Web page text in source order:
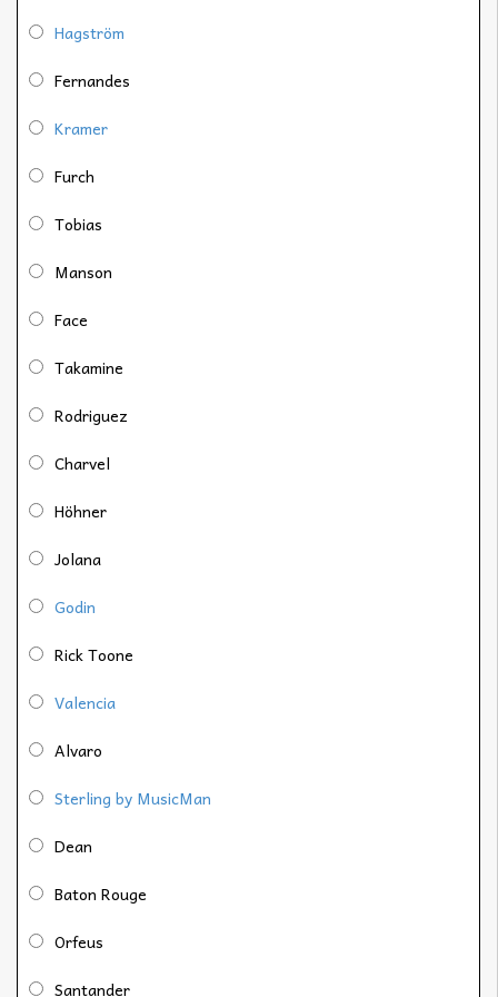
Hagström
Fernandes
Kramer
Furch
Tobias
Manson
Face
Takamine
Rodriguez
Charvel
Höhner
Jolana
Godin
Rick Toone
Valencia
Alvaro
Sterling by MusicMan
Dean
Baton Rouge
Orfeus
Santander